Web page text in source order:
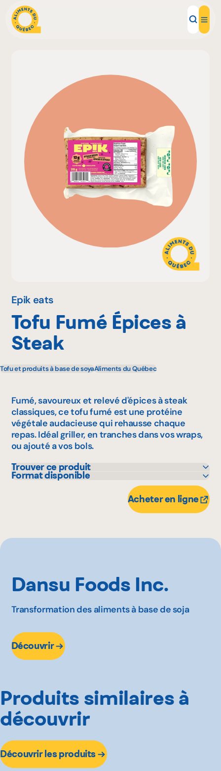
Aliments d'ici
Recettes
Inspirations d'ici
Restaurants
Institutions
À propos
Epik eats
Tofu Fumé Épices à
Steak
Tofu et produits à base de soyaAliments du Québec
Fumé, savoureux et relevé d'épices à steak
classiques, ce tofu fumé est une protéine
végétale audacieuse qui rehausse chaque
repas. Idéal griller, en tranches dans vos wraps,
ou ajouté a vos bols.
Trouver ce produit
Avril - supermarché santé
Format disponible
Acheter en ligne
Dansu Foods Inc.
Transformation des aliments à base de soja
Découvrir
Produits similaires à
découvrir
Découvrir les produits